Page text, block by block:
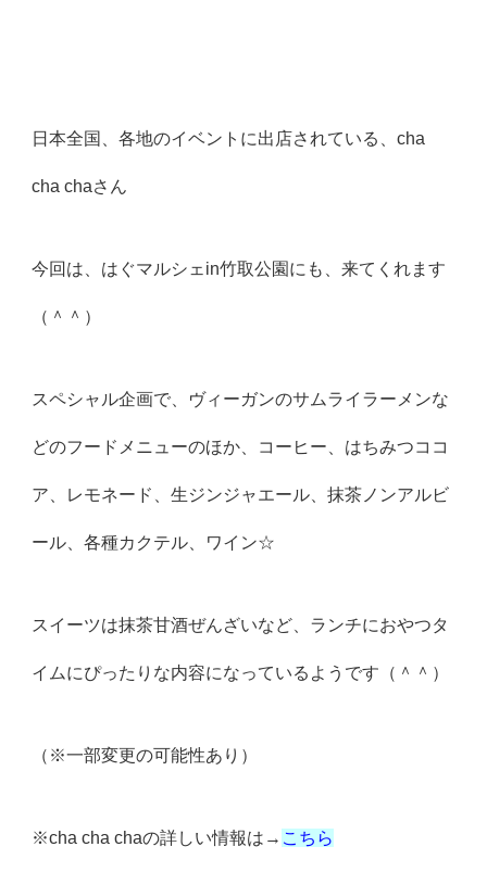
日本全国、各地のイベントに出店されている、cha
cha chaさん
今回は、はぐマルシェin竹取公園にも、来てくれます
（＾＾）
スペシャル企画で、ヴィーガンのサムライラーメンな
どのフードメニューのほか、コーヒー、はちみつココ
ア、レモネード、生ジンジャエール、抹茶ノンアルビ
ール、各種カクテル、ワイン☆
スイーツは抹茶甘酒ぜんざいなど、ランチにおやつタ
イムにぴったりな内容になっているようです（＾＾）
（※一部変更の可能性あり）
※cha cha chaの詳しい情報は→ こちら